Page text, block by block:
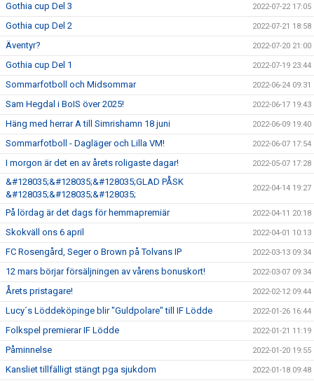
Gothia cup Del 3 2022-07-22 17:05
Gothia cup Del 2 2022-07-21 18:58
Äventyr? 2022-07-20 21:00
Gothia cup Del 1 2022-07-19 23:44
Sommarfotboll och Midsommar 2022-06-24 09:31
Sam Hegdal i BoIS över 2025! 2022-06-17 19:43
Häng med herrar A till Simrishamn 18 juni 2022-06-09 19:40
Sommarfotboll - Dagläger och Lilla VM! 2022-06-07 17:54
I morgon är det en av årets roligaste dagar! 2022-05-07 17:28
&#128035;&#128035;&#128035;GLAD PÅSK
&#128035;&#128035;&#128035;
2022-04-14 19:27
På lördag är det dags för hemmapremiär 2022-04-11 20:18
Skokväll ons 6 april 2022-04-01 10:13
FC Rosengård, Seger o Brown på Tolvans IP 2022-03-13 09:34
12 mars börjar försäljningen av vårens bonuskort! 2022-03-07 09:34
Årets pristagare! 2022-02-12 09:44
Lucy´s Löddeköpinge blir "Guldpolare" till IF Lödde 2022-01-26 16:44
Folkspel premierar IF Lödde 2022-01-21 11:19
Påminnelse 2022-01-20 19:55
Kansliet tillfälligt stängt pga sjukdom 2022-01-18 09:48